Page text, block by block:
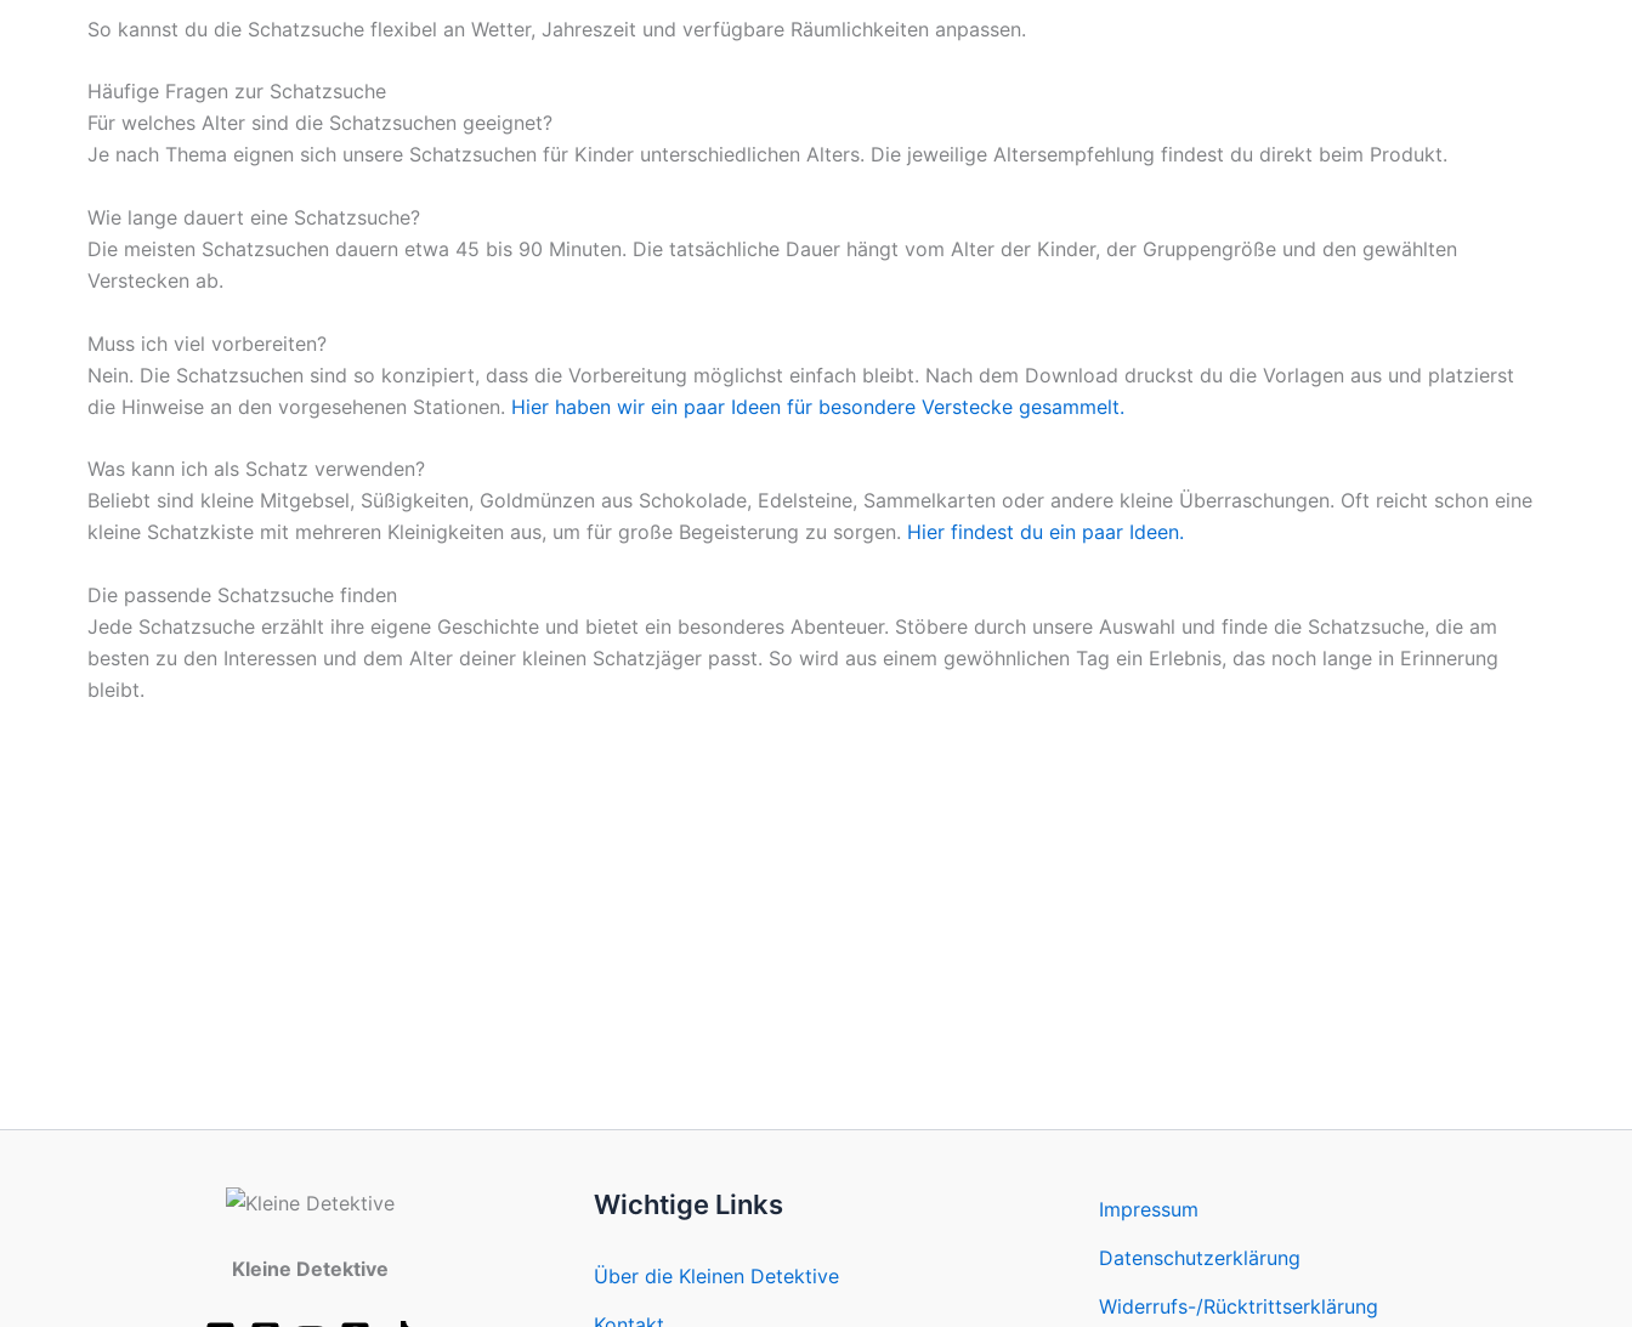
So kannst du die Schatzsuche flexibel an Wetter, Jahreszeit und verfügbare Räumlichkeiten anpassen.
Häufige Fragen zur Schatzsuche
Für welches Alter sind die Schatzsuchen geeignet?
Je nach Thema eignen sich unsere Schatzsuchen für Kinder unterschiedlichen Alters. Die jeweilige Altersempfehlung findest du direkt beim Produkt.
Wie lange dauert eine Schatzsuche?
Die meisten Schatzsuchen dauern etwa 45 bis 90 Minuten. Die tatsächliche Dauer hängt vom Alter der Kinder, der Gruppengröße und den gewählten
Verstecken ab.
Muss ich viel vorbereiten?
Nein. Die Schatzsuchen sind so konzipiert, dass die Vorbereitung möglichst einfach bleibt. Nach dem Download druckst du die Vorlagen aus und platzierst
die Hinweise an den vorgesehenen Stationen. Hier haben wir ein paar Ideen für besondere Verstecke gesammelt.
Was kann ich als Schatz verwenden?
Beliebt sind kleine Mitgebsel, Süßigkeiten, Goldmünzen aus Schokolade, Edelsteine, Sammelkarten oder andere kleine Überraschungen. Oft reicht schon eine
kleine Schatzkiste mit mehreren Kleinigkeiten aus, um für große Begeisterung zu sorgen. Hier findest du ein paar Ideen.
Die passende Schatzsuche finden
Jede Schatzsuche erzählt ihre eigene Geschichte und bietet ein besonderes Abenteuer. Stöbere durch unsere Auswahl und finde die Schatzsuche, die am
besten zu den Interessen und dem Alter deiner kleinen Schatzjäger passt. So wird aus einem gewöhnlichen Tag ein Erlebnis, das noch lange in Erinnerung
bleibt.
Kleine Detektive
Wichtige Links
Über die Kleinen Detektive
Impressum
Datenschutzerklärung
Widerrufs-/Rücktrittserklärung